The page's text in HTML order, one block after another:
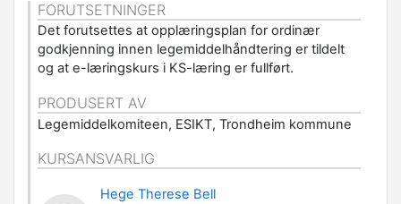
FORUTSETNINGER
Det forutsettes at opplæringsplan for ordinær
godkjenning innen legemiddelhåndtering er tildelt
og at e-læringskurs i KS-læring er fullført.
PRODUSERT AV
Legemiddelkomiteen, ESIKT, Trondheim kommune
KURSANSVARLIG
Hege Therese Bell